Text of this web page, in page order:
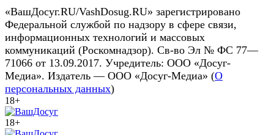
«ВашДосуг.RU/VashDosug.RU» зарегистрировано
Федеральной службой по надзору в сфере связи,
информационных технологий и массовых
коммуникаций (Роскомнадзор). Св-во Эл № ФС 77—
71066 от 13.09.2017. Учредитель: ООО «Досуг-
Медиа». Издатель — ООО «Досуг-Медиа» (О
персональных данных)
18+
18+